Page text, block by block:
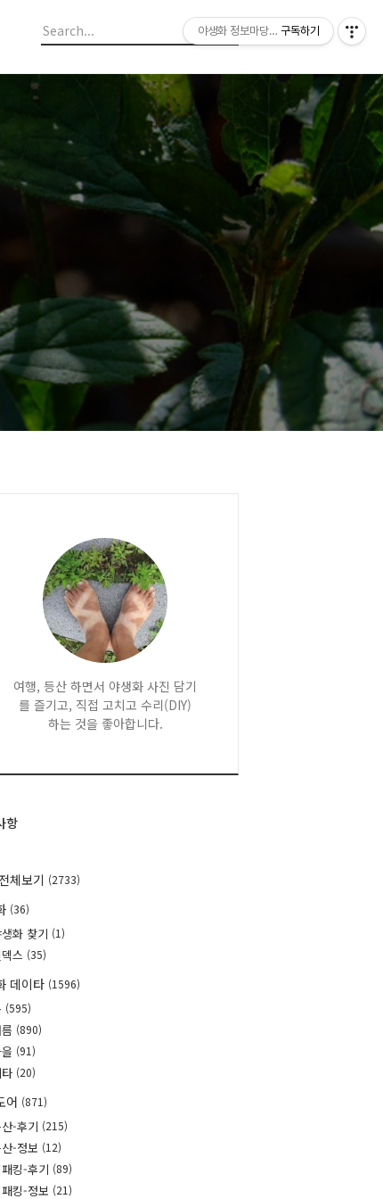
여행, 등산 하면서 야생화 사진 담기
를 즐기고, 직접 고치고 수리(DIY)
하는 것을 좋아합니다.
항
체보기 (2733)
(36)
화 찾기 (1)
스 (35)
데이타 (1596)
(595)
(890)
(91)
(20)
어 (871)
-후기 (215)
-정보 (12)
킹-후기 (89)
킹-정보 (21)
야생화 정보마당 입니다.
구독하기